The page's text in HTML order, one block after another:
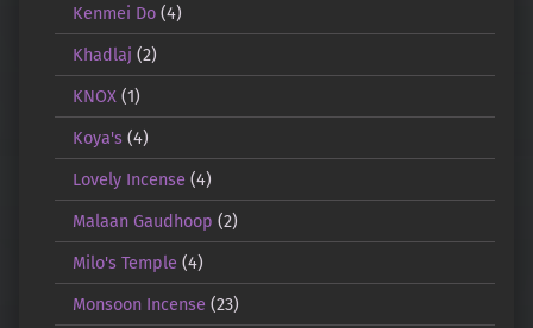
Kenmei Do(4)
Khadlaj (2)
KNOX(1)
Koya's(4)
Lovely Incense (4)
Malaan Gaudhoop (2)
Milo's Temple (4)
Monsoon Incense (23)